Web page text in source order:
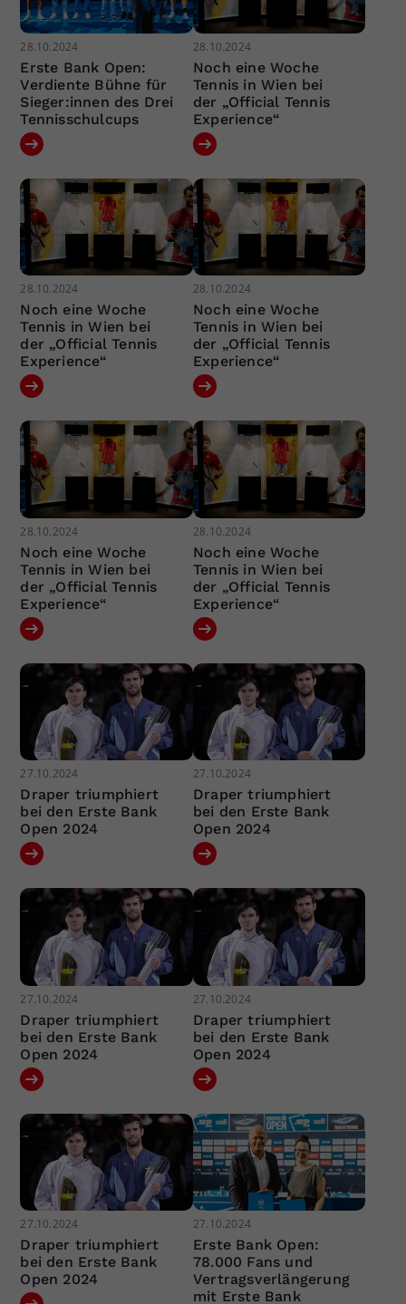
28.10.2024
Erste Bank Open:
Verdiente Bühne für
Sieger:innen des Drei
Tennisschulcups
28.10.2024
Noch eine Woche
Tennis in Wien bei
der „Official Tennis
Experience“
28.10.2024
Noch eine Woche
Tennis in Wien bei
der „Official Tennis
Experience“
28.10.2024
Noch eine Woche
Tennis in Wien bei
der „Official Tennis
Experience“
28.10.2024
Noch eine Woche
Tennis in Wien bei
der „Official Tennis
Experience“
28.10.2024
Noch eine Woche
Tennis in Wien bei
der „Official Tennis
Experience“
27.10.2024
Draper triumphiert
bei den Erste Bank
Open 2024
27.10.2024
Draper triumphiert
bei den Erste Bank
Open 2024
27.10.2024
Draper triumphiert
bei den Erste Bank
Open 2024
27.10.2024
Draper triumphiert
bei den Erste Bank
Open 2024
27.10.2024
Draper triumphiert
bei den Erste Bank
Open 2024
27.10.2024
Erste Bank Open:
78.000 Fans und
Vertragsverlängerung
mit Erste Bank